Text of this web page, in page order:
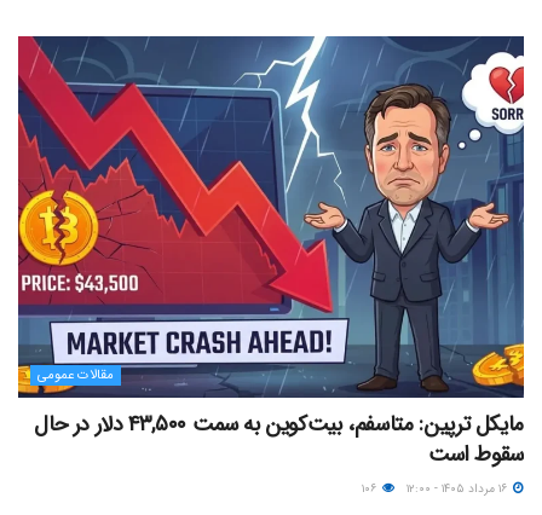
مقالات عمومی
مایکل ترپین: متاسفم، بیت‌کوین به سمت ۴۳,۵۰۰ دلار در حال
سقوط است